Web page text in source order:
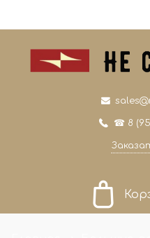
☎ 8